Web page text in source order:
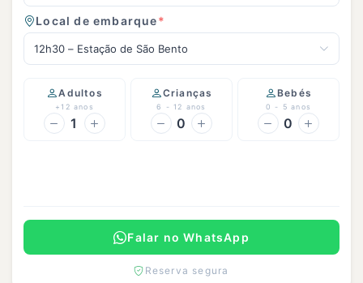
Local de embarque*
12h30 – Estação de São Bento
Adultos
+12 anos
1
Crianças
6 - 12 anos
0
Bebés
0 - 5 anos
0
Falar no WhatsApp
Reserva segura